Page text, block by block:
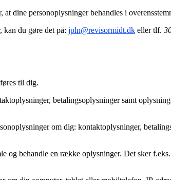
dine personoplysninger behandles i
kan du gøre det på: jpln@revisormidt.dk eller tlf.
til dig.
betalingsoplysninger samt
om dig: kontaktoplysninger,
og behandle en række oplysninger. Det sker